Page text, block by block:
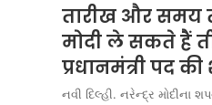
तारीख और समय
मोदी ले सकते हैं
प्रधानमंत्री पद
નવી દિલ્હી. નરેન્દ્ર મોદીના